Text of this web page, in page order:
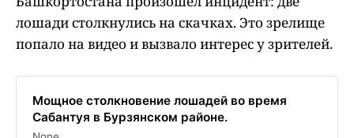
лошади столкнулись на скачках. Это зрелище
попало на видео и вызвало интерес у зрителей.
Мощное столкновение лошадей во время
Сабантуя в Бурзянском районе.